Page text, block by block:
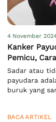
4 November
Kanker
Pemicu,
Pengobatan
Sadar atau
payudara
buruk yang
pada wanita.
BACA ARTIKEL